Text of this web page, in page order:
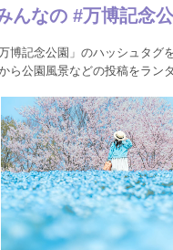
んなの #万博記念
博記念公園」のハッシュタグ
ら公園風景などの投稿をラン